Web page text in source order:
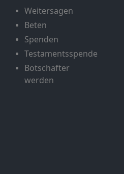
Weitersagen
Beten
Spenden
Testamentsspende
Botschafter
werden